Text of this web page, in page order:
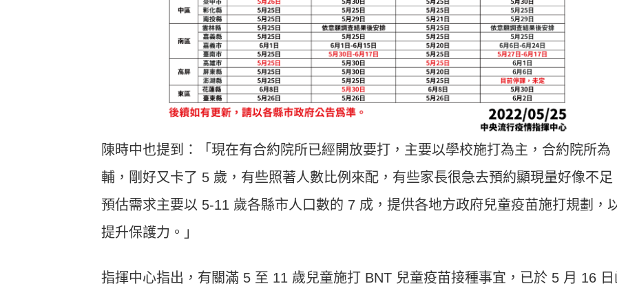
陳時中也提到：「現在有合約院所已經開放要打，主要以學校施打為主，合約院所為
輔，剛好又卡了 5 歲，有些照著人數比例來配，有些家長很急去預約顯現量好像不足
預估需求主要以 5-11 歲各縣市人口數的 7 成，提供各地方政府兒童疫苗施打規劃，
提升保護力。」
指揮中心指出，有關滿 5 至 11 歲兒童施打 BNT 兒童疫苗接種事宜，已於 5 月 16 日